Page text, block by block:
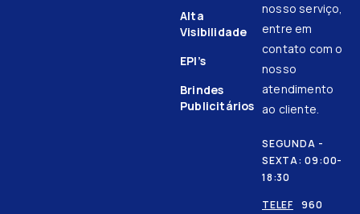
Alta
Visibilidade
EPI’s
Brindes
Publicitários
nosso serviço,
entre em
contato com o
nosso
atendimento
ao cliente.
SEGUNDA -
SEXTA: 09:00-
18:30
TELEF
960